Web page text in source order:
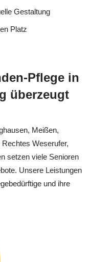
Gestaltung
Platz
Pflege in
überzeugt
Meißen,
Weserufer,
setzen viele Senioren
Unsere Leistungen
und ihre